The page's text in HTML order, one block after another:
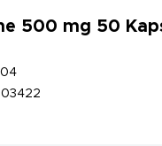
500 mg 50